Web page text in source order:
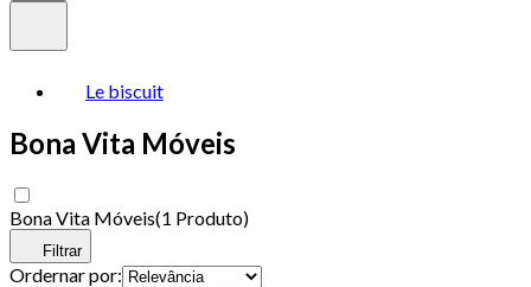
Le biscuit
Bona Vita Móveis
Bona Vita Móveis(1 Produto)
Filtrar
Ordernar por: